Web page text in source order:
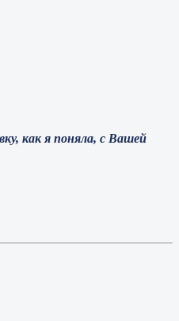
как я поняла, с Вашей